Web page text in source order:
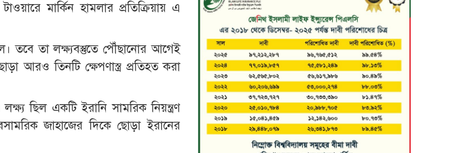
মার্কিন হামলার প্রতিক্রিয়ায় এ
তবে তা লক্ষ্যবস্তুতে পৌঁছানোর আগেই
আরও তিনটি ক্ষেপণাস্ত্র প্রতিহত করা
ছিল একটি ইরানি সামরিক নিয়ন্ত্রণ
জাহাজের দিকে ছোড়া ইরানের